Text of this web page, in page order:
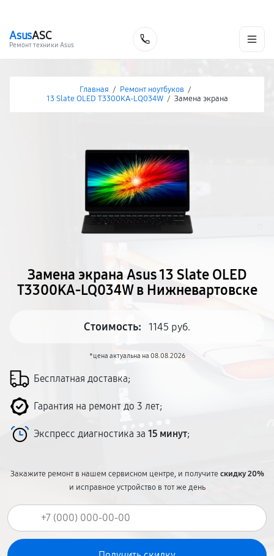
AsusASC
Ремонт техники Asus
Главная / Ремонт ноутбуков /
13 Slate OLED T3300KA-LQ034W / Замена экрана
Замена экрана Asus 13 Slate OLED
T3300KA-LQ034W в Нижневартовске
Стоимость: 1145 руб.
*цена актуальна на 08.08.2026
Бесплатная доставка;
Гарантия на ремонт до 3 лет;
Экспресс диагностика за 15 минут;
Закажите ремонт в нашем сервисном центре, и получитескидку 20%
и исправное устройство в тот же день